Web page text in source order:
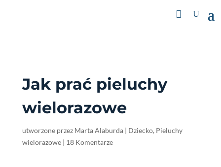
Jak prać pieluchy
wielorazowe
utworzone przez Marta Alaburda| Dziecko, Pieluchy
wielorazowe| 18 Komentarze